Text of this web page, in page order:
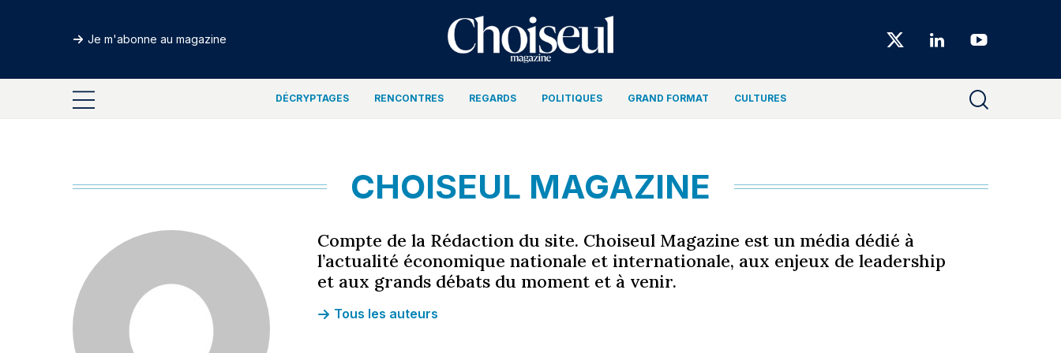
Je m'abonne au magazine Choiseul
Magazine
DÉCRYPTAGES RENCONTRES REGARDS POLITIQUES GRAND FORMAT CULTURES
CHOISEUL MAGAZINE
Compte de la Rédaction du site. Choiseul Magazine est un média dédié à
l’actualité économique nationale et internationale, aux enjeux de leadership
et aux grands débats du moment et à venir.
Tous les auteurs